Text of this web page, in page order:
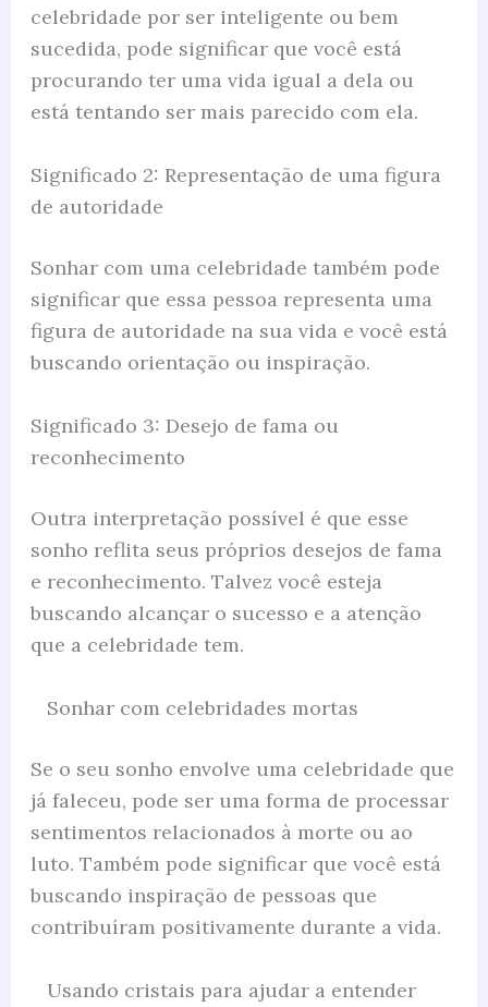
celebridade por ser inteligente ou bem
sucedida, pode significar que você está
procurando ter uma vida igual a dela ou
está tentando ser mais parecido com ela.
Significado 2: Representação de uma figura
de autoridade
Sonhar com uma celebridade também pode
significar que essa pessoa representa uma
figura de autoridade na sua vida e você está
buscando orientação ou inspiração.
Significado 3: Desejo de fama ou
reconhecimento
Outra interpretação possível é que esse
sonho reflita seus próprios desejos de fama
e reconhecimento. Talvez você esteja
buscando alcançar o sucesso e a atenção
que a celebridade tem.
Sonhar com celebridades mortas
Se o seu sonho envolve uma celebridade que
já faleceu, pode ser uma forma de processar
sentimentos relacionados à morte ou ao
luto. Também pode significar que você está
buscando inspiração de pessoas que
contribuíram positivamente durante a vida.
Usando cristais para ajudar a entender